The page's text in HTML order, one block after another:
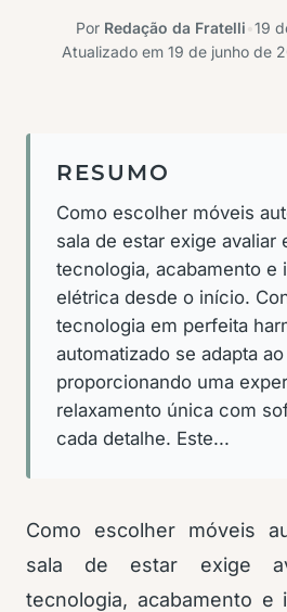
Por Redação da Fratelli 19
Atualizado em 19 de junho de
RESUMO
Como escolher móveis
sala de estar exige avaliar
tecnologia, acabamento e
elétrica desde o início.
tecnologia em perfeita
automatizado se adapta
proporcionando uma
relaxamento única com
cada detalhe. Este...
Como escolher móveis
sala de estar exige
tecnologia, acabamento e